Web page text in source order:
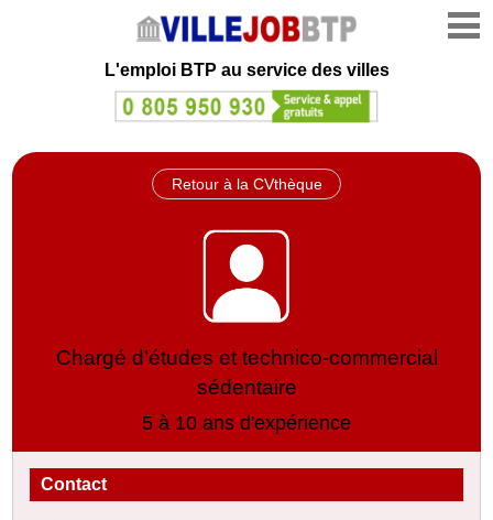
L'emploi BTP au service des villes
Retour à la CVthèque
Chargé d’études et technico-commercial
sédentaire
5 à 10 ans d'expérience
Contact